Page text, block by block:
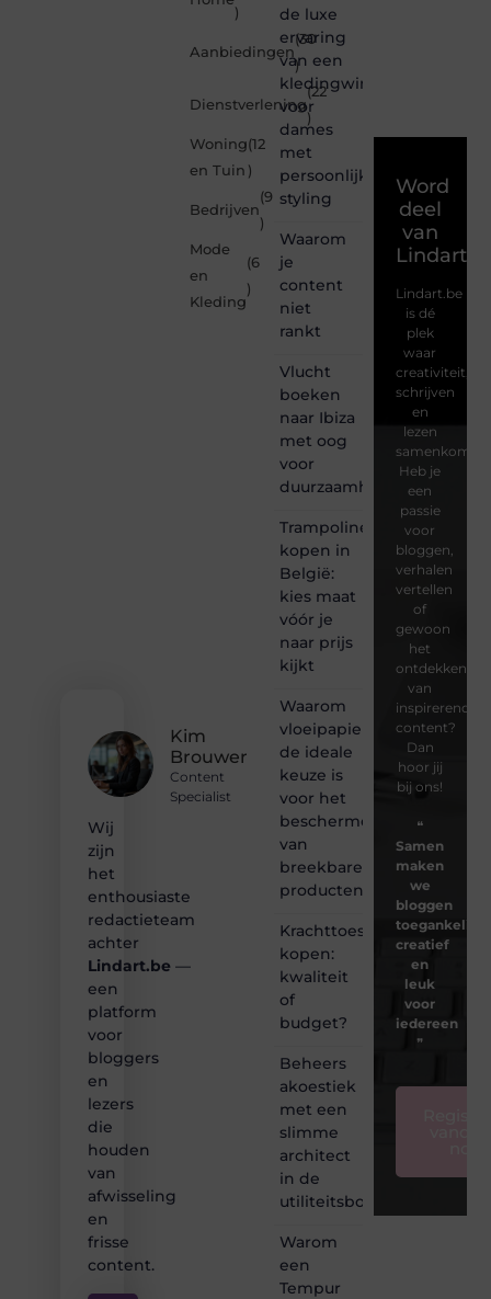
Kim
Brouwer
Content
Specialist
Wij
zijn
het
enthousiaste
redactieteam
achter
Lindart.be —
een
platform
voor
bloggers
en
lezers
die
houden
van
afwisseling
en
frisse
content.
)
Aanbiedingen
(30
)
Dienstverlening
(22
)
Woning
en Tuin
(12
)
Bedrijven
(9
)
Mode
en
Kleding
(6
)
de luxe
ervaring
van een
kledingwinkel
voor
dames
met
persoonlijke
styling
Waarom
je
content
niet
rankt
Vlucht
boeken
naar Ibiza
met oog
voor
duurzaamheid
Trampoline
kopen in
België:
kies maat
vóór je
naar prijs
kijkt
Waarom
vloeipapier
de ideale
keuze is
voor het
beschermen
van
breekbare
producten
Krachttoestel
kopen:
kwaliteit
of
budget?
Beheers
akoestiek
met een
slimme
architect
in de
utiliteitsbouw
Warom
een
Tempur
Word
deel
van
Lindart.be
is dé
plek
waar
creativiteit,
schrijven
en
lezen
samenkomen.
Heb je
een
passie
voor
bloggen,
verhalen
vertellen
of
gewoon
het
ontdekken
van
inspirerende
content?
Dan
hoor jij
bij ons!
❝
Samen
maken
we
bloggen
toegankelijk,
creatief
en
leuk
voor
iedereen
❞